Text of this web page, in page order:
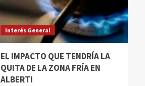
Interés General
EL IMPACTO QUE TENDRÍA LA
QUITA DE LA ZONA FRÍA EN
ALBERTI